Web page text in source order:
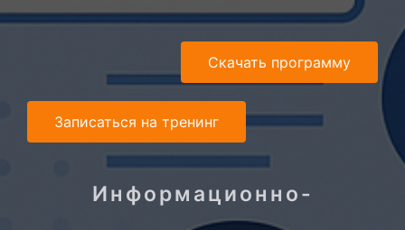
Скачать программу
Записаться на тренинг
Информационно-